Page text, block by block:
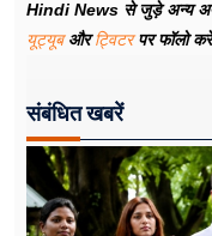
Hindi News से जुड़े अन्य
यूट्यूबऔरट्विटरपर फॉलो
संबंधित खबरें